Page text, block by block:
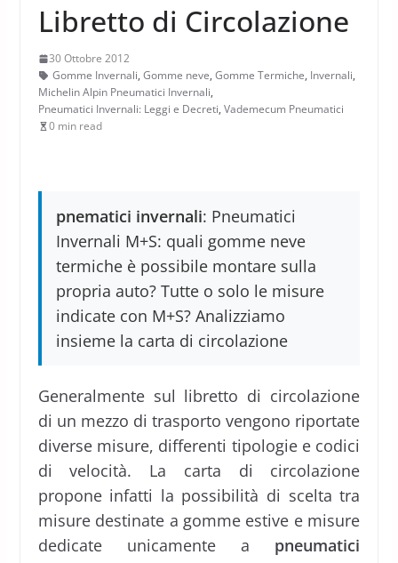
Libretto di Circolazione
30 Ottobre 2012
Gomme Invernali, Gomme neve, Gomme Termiche, Invernali,
Michelin Alpin Pneumatici Invernali,
Pneumatici Invernali: Leggi e Decreti, Vademecum Pneumatici
0 min read
pnematici invernali: Pneumatici
Invernali M+S: quali gomme neve
termiche è possibile montare sulla
propria auto? Tutte o solo le misure
indicate con M+S? Analizziamo
insieme la carta di circolazione
Generalmente sul libretto di circolazione
di un mezzo di trasporto vengono riportate
diverse misure, differenti tipologie e codici
di velocità. La carta di circolazione
propone infatti la possibilità di scelta tra
misure destinate a gomme estive e misure
dedicate unicamente a pneumatici